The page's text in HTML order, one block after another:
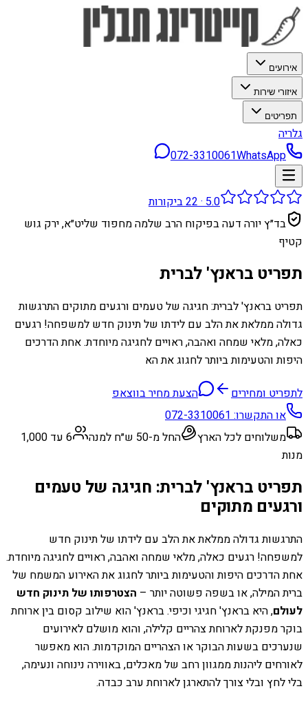
אירועים
איזורי שירות
תפריטים
גלריה
072-3310061WhatsApp
5.0
·
22ביקורות
בד״ץ יורה דעה בפיקוח הרב שלמה מחפוד שליט״א, ירק גוש
קטיף
תפריט בראנץ' לברית
תפריט בראנץ' לברית: חגיגה של טעמים ורגעים מתוקים התרגשות
גדולה ממלאת את הלב עם לידתו של תינוק חדש למשפחה! רגעים
כאלה, מלאי שמחה ואהבה, ראויים לחגיגה מיוחדת. אחת הדרכים
היפות והטעימות ביותר לחגוג את הא
לתפריט ומחירים
הצעת מחיר בווצאפ
או התקשרו:072-3310061
משלוחים לכל הארץ
החל מ-50 ש״ח למנה
6 עד 1,000
מנות
תפריט בראנץ' לברית: חגיגה של טעמים
ורגעים מתוקים
התרגשות גדולה ממלאת את הלב עם לידתו של תינוק חדש
למשפחה! רגעים כאלה, מלאי שמחה ואהבה, ראויים לחגיגה מיוחדת.
אחת הדרכים היפות והטעימות ביותר לחגוג את האירוע המשמח של
ברית המילה, או בשפה פשוטה יותר – הצטרפותו של תינוק חדש
לעולם, היא בראנץ' חגיגי וכיפי. בראנץ' הוא שילוב קסום בין ארוחת
בוקר מפנקת לארוחת צהריים קלילה, והוא מושלם לאירועים
שנערכים בשעות הבוקר או הצהריים המוקדמות. הוא מאפשר
לאורחים ליהנות ממגוון רחב של מאכלים, באווירה נינוחה ונעימה,
בלי לחץ ובלי צורך להתארגן לארוחת ערב כבדה.